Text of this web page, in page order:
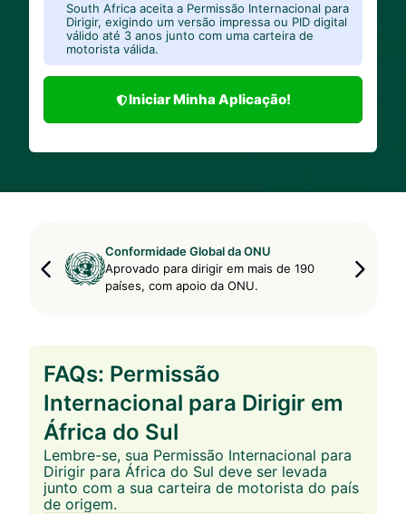
South Africa aceita a Permissão Internacional para
Dirigir, exigindo um versão impressa ou PID digital
válido até 3 anos junto com uma carteira de
motorista válida.
Iniciar Minha Aplicação!
Conformidade Global da ONU
Aprovado para dirigir em mais de 190
países, com apoio da ONU.
FAQs: Permissão
Internacional para Dirigir em
África do Sul
Lembre-se, sua Permissão Internacional para
Dirigir para África do Sul deve ser levada
junto com a sua carteira de motorista do país
de origem.